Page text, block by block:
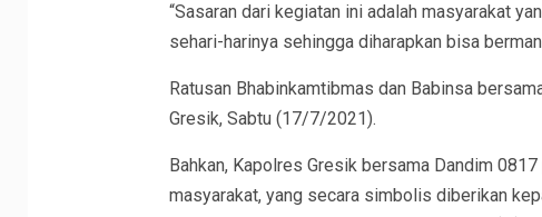
“Sasaran dari kegiatan ini adalah masyarakat
sehari-harinya sehingga diharapkan bisa
Ratusan Bhabinkamtibmas dan Babinsa
Gresik, Sabtu (17/7/2021).
Bahkan, Kapolres Gresik bersama Dandim
masyarakat, yang secara simbolis diberikan